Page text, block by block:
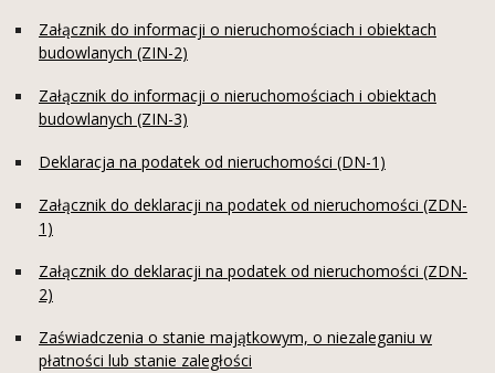
Załącznik do informacji o nieruchomościach i obiektach
budowlanych (ZIN-2)
Załącznik do informacji o nieruchomościach i obiektach
budowlanych (ZIN-3)
Deklaracja na podatek od nieruchomości (DN-1)
Załącznik do deklaracji na podatek od nieruchomości (ZDN-
1)
Załącznik do deklaracji na podatek od nieruchomości (ZDN-
2)
Zaświadczenia o stanie majątkowym, o niezaleganiu w
płatności lub stanie zaległości